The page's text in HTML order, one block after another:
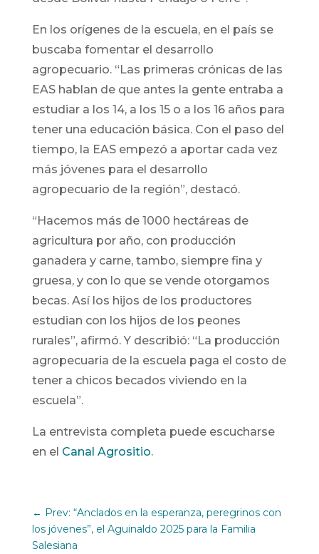
En los orígenes de la escuela, en el país se
buscaba fomentar el desarrollo
agropecuario. “Las primeras crónicas de las
EAS hablan de que antes la gente entraba a
estudiar a los 14, a los 15 o a los 16 años para
tener una educación básica. Con el paso del
tiempo, la EAS empezó a aportar cada vez
más jóvenes para el desarrollo
agropecuario de la región”, destacó.
“Hacemos más de 1000 hectáreas de
agricultura por año, con producción
ganadera y carne, tambo, siempre fina y
gruesa, y con lo que se vende otorgamos
becas. Así los hijos de los productores
estudian con los hijos de los peones
rurales”, afirmó. Y describió: “La producción
agropecuaria de la escuela paga el costo de
tener a chicos becados viviendo en la
escuela”.
La entrevista completa puede escucharse
en el Canal Agrositio.
← Prev: “Anclados en la esperanza, peregrinos con
los jóvenes”, el Aguinaldo 2025 para la Familia
Salesiana